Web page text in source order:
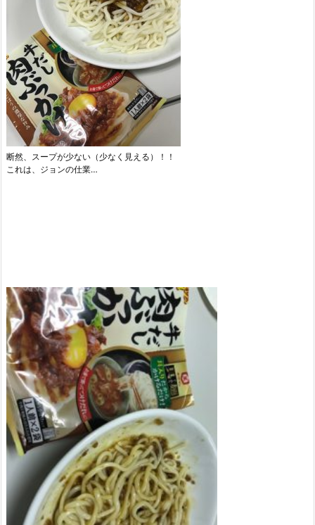
断然、スープが少ない（少なく見える）！！
これは、ジョンの仕業…